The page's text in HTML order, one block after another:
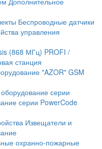
Беспроводные датчики
управления
(868 МГц) PROFI /
станция
"AZOR" GSM
серии
серии PowerCode
Извещатели и
охранно-пожарные